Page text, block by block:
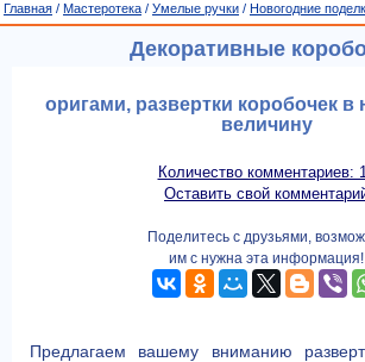
Главная / Мастеротека / Умелые ручки / Новогодние
Декоративные
оригами, развертки коробочек в
величину
Количество комментариев:
Оставить свой
Поделитесь с друзьями,
им с нужна эта информация!
Предлагаем вашему вниманию